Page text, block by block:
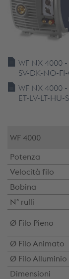
WF NX 4000
SV-DK-NO-FI-
WF NX 4000
ET-LV-LT-HU-
WF 4000
Potenza
Velocità filo
Bobina
N° rulli
Ø Filo Pieno
Ø Filo Animato
Ø Filo Alluminio
Dimensioni